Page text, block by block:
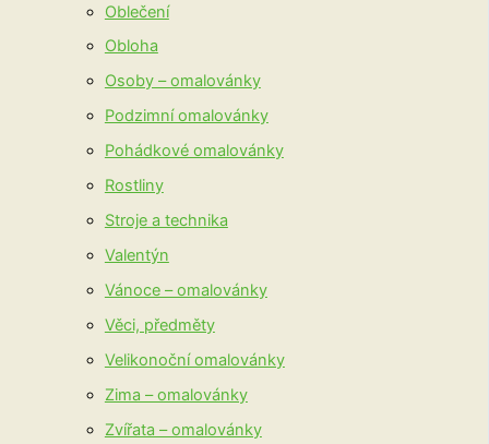
Oblečení
Obloha
Osoby – omalovánky
Podzimní omalovánky
Pohádkové omalovánky
Rostliny
Stroje a technika
Valentýn
Vánoce – omalovánky
Věci, předměty
Velikonoční omalovánky
Zima – omalovánky
Zvířata – omalovánky